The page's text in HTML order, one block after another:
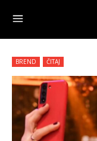
BREND ČITAJ